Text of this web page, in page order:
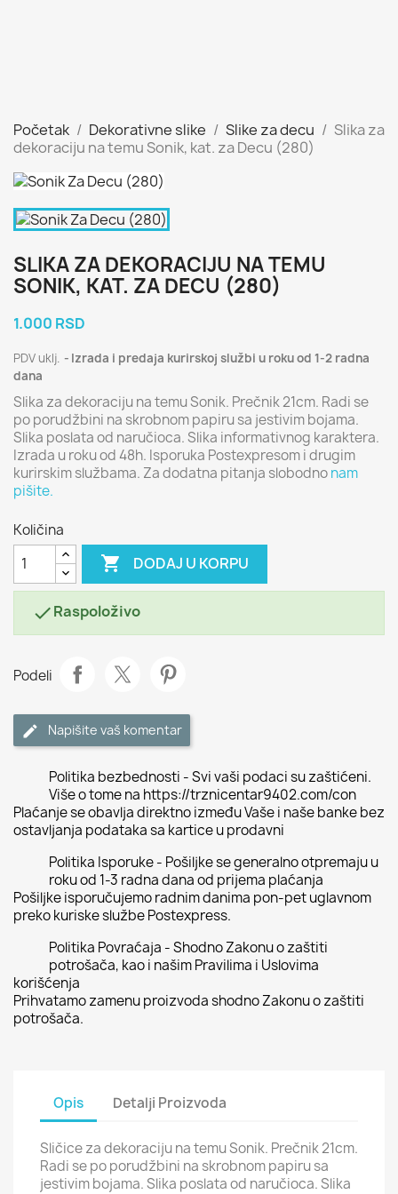
Početak Dekorativne slike Slike za decu
Slika za
dekoraciju na temu Sonik, kat. za Decu (280)
SLIKA ZA DEKORACIJU NA TEMU
SONIK, KAT. ZA DECU (280)
1.000 RSD
PDV uklj.
Izrada i predaja kurirskoj službi u roku od 1-2 radna
dana
Slika za dekoraciju na temu Sonik. Prečnik 21cm. Radi se
po porudžbini na skrobnom papiru sa jestivim bojama.
Slika poslata od naručioca. Slika informativnog karaktera.
Izrada u roku od 48h. Isporuka Postexpresom i drugim
kurirskim službama. Za dodatna pitanja slobodnonam
pišite.
Količina
 DODAJ U KORPU
Raspoloživo
Podeli
Napišite vaš komentar
Politika bezbednosti - Svi vaši podaci su zaštićeni.
Više o tome na https://trznicentar9402.com/con
Plaćanje se obavlja direktno između Vaše i naše banke bez
ostavljanja podataka sa kartice u prodavni
Politika Isporuke - Pošiljke se generalno otpremaju u
roku od 1-3 radna dana od prijema plaćanja
Pošiljke isporučujemo radnim danima pon-pet uglavnom
preko kuriske službe Postexpress.
Politika Povraćaja - Shodno Zakonu o zaštiti
potrošača, kao i našim Pravilima i Uslovima
korišćenja
Prihvatamo zamenu proizvoda shodno Zakonu o zaštiti
potrošača.
Opis Detalji Proizvoda
Sličice za dekoraciju na temu Sonik. Prečnik 21cm.
Radi se po porudžbini na skrobnom papiru sa
jestivim bojama. Slika poslata od naručioca. Slika